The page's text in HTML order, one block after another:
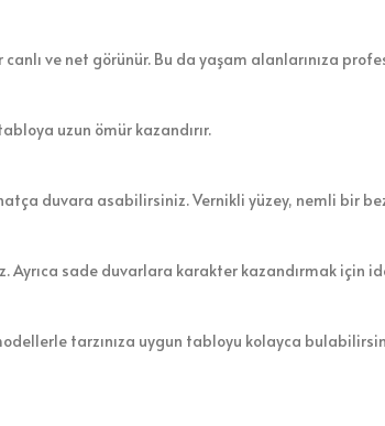
ve net görünür. Bu da yaşam alanlarınıza
uzun ömür kazandırır.
duvara asabilirsiniz. Vernikli yüzey, nemli bir
sade duvarlara karakter kazandırmak için
tarzınıza uygun tabloyu kolayca